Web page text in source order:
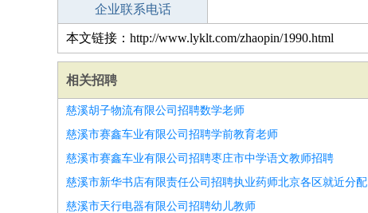
企业联系电话
本文链接：http://www.lyklt.com/zhaopin/1990.html
相关招聘
慈溪胡子物流有限公司招聘数学老师
慈溪市赛鑫车业有限公司招聘学前教育老师
慈溪市赛鑫车业有限公司招聘枣庄市中学语文教师招聘
慈溪市新华书店有限责任公司招聘执业药师北京各区就近分配
慈溪市天行电器有限公司招聘幼儿教师